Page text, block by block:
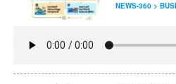
NEWS-360 >